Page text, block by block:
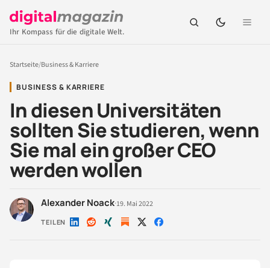
Ihr Kompass für die digitale Welt.
Startseite/Business & Karriere
BUSINESS & KARRIERE
In diesen Universitäten
sollten Sie studieren, wenn
Sie mal ein großer CEO
werden wollen
Alexander Noack·19. Mai 2022
TEILEN Auf Auf Auf Auf Auf